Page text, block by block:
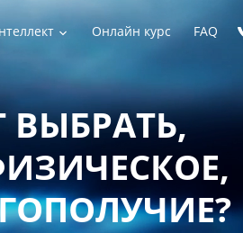
Онлайн курс FAQ
ВЫБРАТЬ,